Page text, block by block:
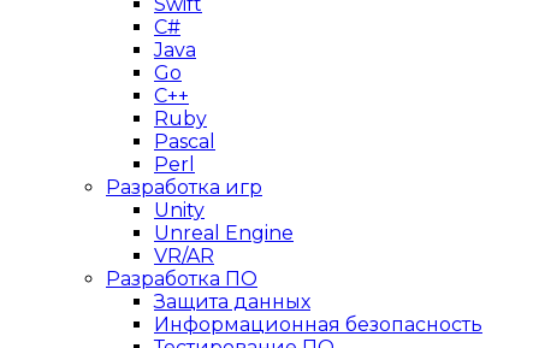
C#
Java
Go
C++
Ruby
Pascal
Perl
Разработка игр
Unity
Unreal Engine
VR/AR
Разработка ПО
Защита данных
Информационная безопасность